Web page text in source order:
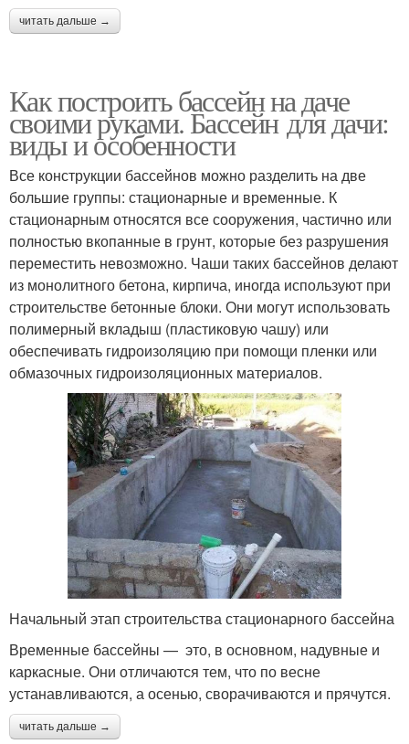
читать дальше →
Как построить бассейн на даче
своими руками. Бассейн для дачи:
виды и особенности
Все конструкции бассейнов можно разделить на две
большие группы: стационарные и временные. К
стационарным относятся все сооружения, частично или
полностью вкопанные в грунт, которые без разрушения
переместить невозможно. Чаши таких бассейнов делают
из монолитного бетона, кирпича, иногда используют при
строительстве бетонные блоки. Они могут использовать
полимерный вкладыш (пластиковую чашу) или
обеспечивать гидроизоляцию при помощи пленки или
обмазочных гидроизоляционных материалов.
Начальный этап строительства стационарного бассейна
Временные бассейны — это, в основном, надувные и
каркасные. Они отличаются тем, что по весне
устанавливаются, а осенью, сворачиваются и прячутся.
читать дальше →